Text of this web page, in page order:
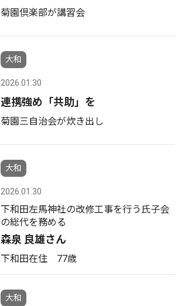
菊園倶楽部が講習会
大和
2026.01.30
連携強め「共助」を
菊園三自治会が炊き出し
大和
2026.01.30
下和田左馬神社の改修工事を行う氏子会
の総代を務める
森泉 良雄さん
下和田在住 77歳
大和